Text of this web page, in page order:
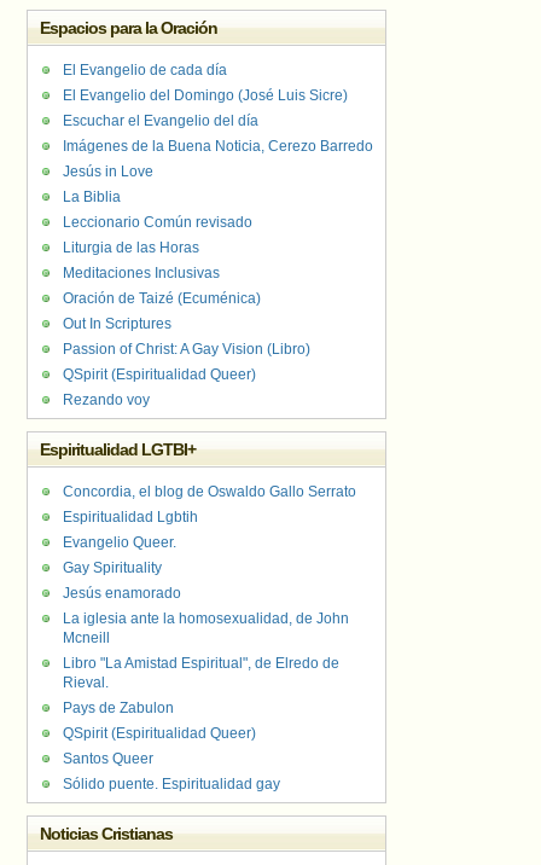
Espacios para la Oración
El Evangelio de cada día
El Evangelio del Domingo (José Luis Sicre)
Escuchar el Evangelio del día
Imágenes de la Buena Noticia, Cerezo Barredo
Jesús in Love
La Biblia
Leccionario Común revisado
Liturgia de las Horas
Meditaciones Inclusivas
Oración de Taizé (Ecuménica)
Out In Scriptures
Passion of Christ: A Gay Vision (Libro)
QSpirit (Espiritualidad Queer)
Rezando voy
Espiritualidad LGTBI+
Concordia, el blog de Oswaldo Gallo Serrato
Espiritualidad Lgbtih
Evangelio Queer.
Gay Spirituality
Jesús enamorado
La iglesia ante la homosexualidad, de John
Mcneill
Libro "La Amistad Espiritual", de Elredo de
Rieval.
Pays de Zabulon
QSpirit (Espiritualidad Queer)
Santos Queer
Sólido puente. Espiritualidad gay
Noticias Cristianas